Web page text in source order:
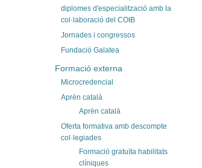
diplomes d'especialització amb la
col·laboració del COIB
Jornades i congressos
Fundació Galatea
Formació externa
Microcredencial
Aprèn català
Aprèn català
Oferta formativa amb descompte
col·legiades
Formació gratuïta habilitats
clíniques